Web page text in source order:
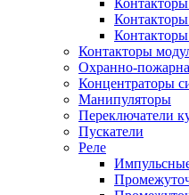
Контакторы
Охранно-
Концентраторы
Манипуляторы
Переключатели
Пускатели
Реле